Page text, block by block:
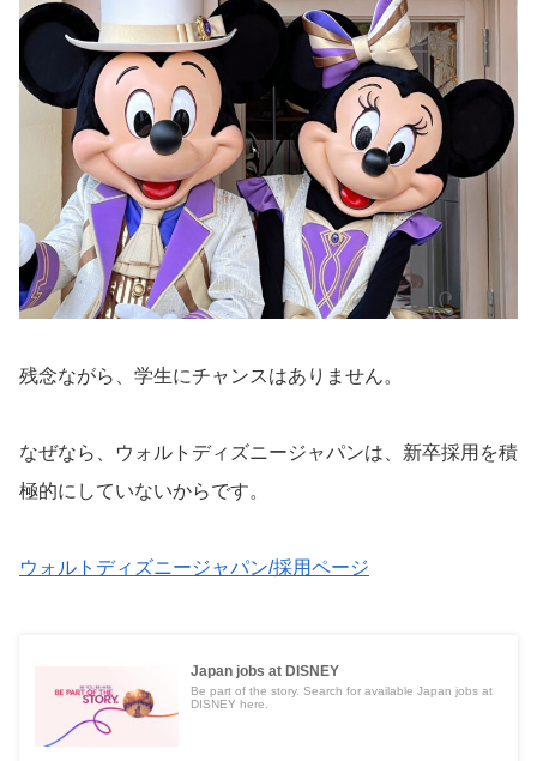
残念ながら、学生にチャンスはありません。
なぜなら、ウォルトディズニージャパンは、新卒採用を積
極的にしていないからです。
ウォルトディズニージャパン/採用ページ
Japan jobs at DISNEY
Be part of the story. Search for available Japan jobs at
DISNEY here.